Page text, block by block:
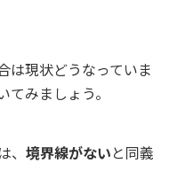
は現状どうなっていま
みましょう。
、 境界線がないと同義